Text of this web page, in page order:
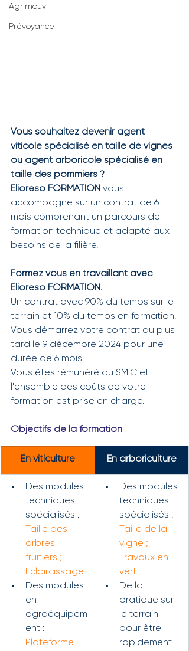
Agrimouv
Prévoyance
Vous souhaitez devenir agent
viticole spécialisé en taille de vignes
ou agent arboricole spécialisé en
taille des pommiers ?
Elioreso FORMATION vous
accompagne sur un contrat de 6
mois comprenant un parcours de
formation technique et adapté aux
besoins de la filière.
Formez vous en travaillant avec
Elioreso FORMATION.
Un contrat avec 90% du temps sur le
terrain et 10% du temps en formation.
Vous démarrez votre contrat au plus
tard le 9 décembre 2024 pour une
durée de 6 mois.
Vous êtes rémunéré au SMIC et
l'ensemble des coûts de votre
formation est prise en charge.
Objectifs de la formation
En viticulture En arboriculture
Des modules
techniques
spécialisés :
Taille des
arbres
fruitiers ;
Eclaircissage
Des modules
en
agroéquipem
ent :
Plateforme
Des modules
techniques
spécialisés :
Taille de la
vigne ;
Travaux en
vert
De la
pratique sur
le terrain
pour être
rapidement